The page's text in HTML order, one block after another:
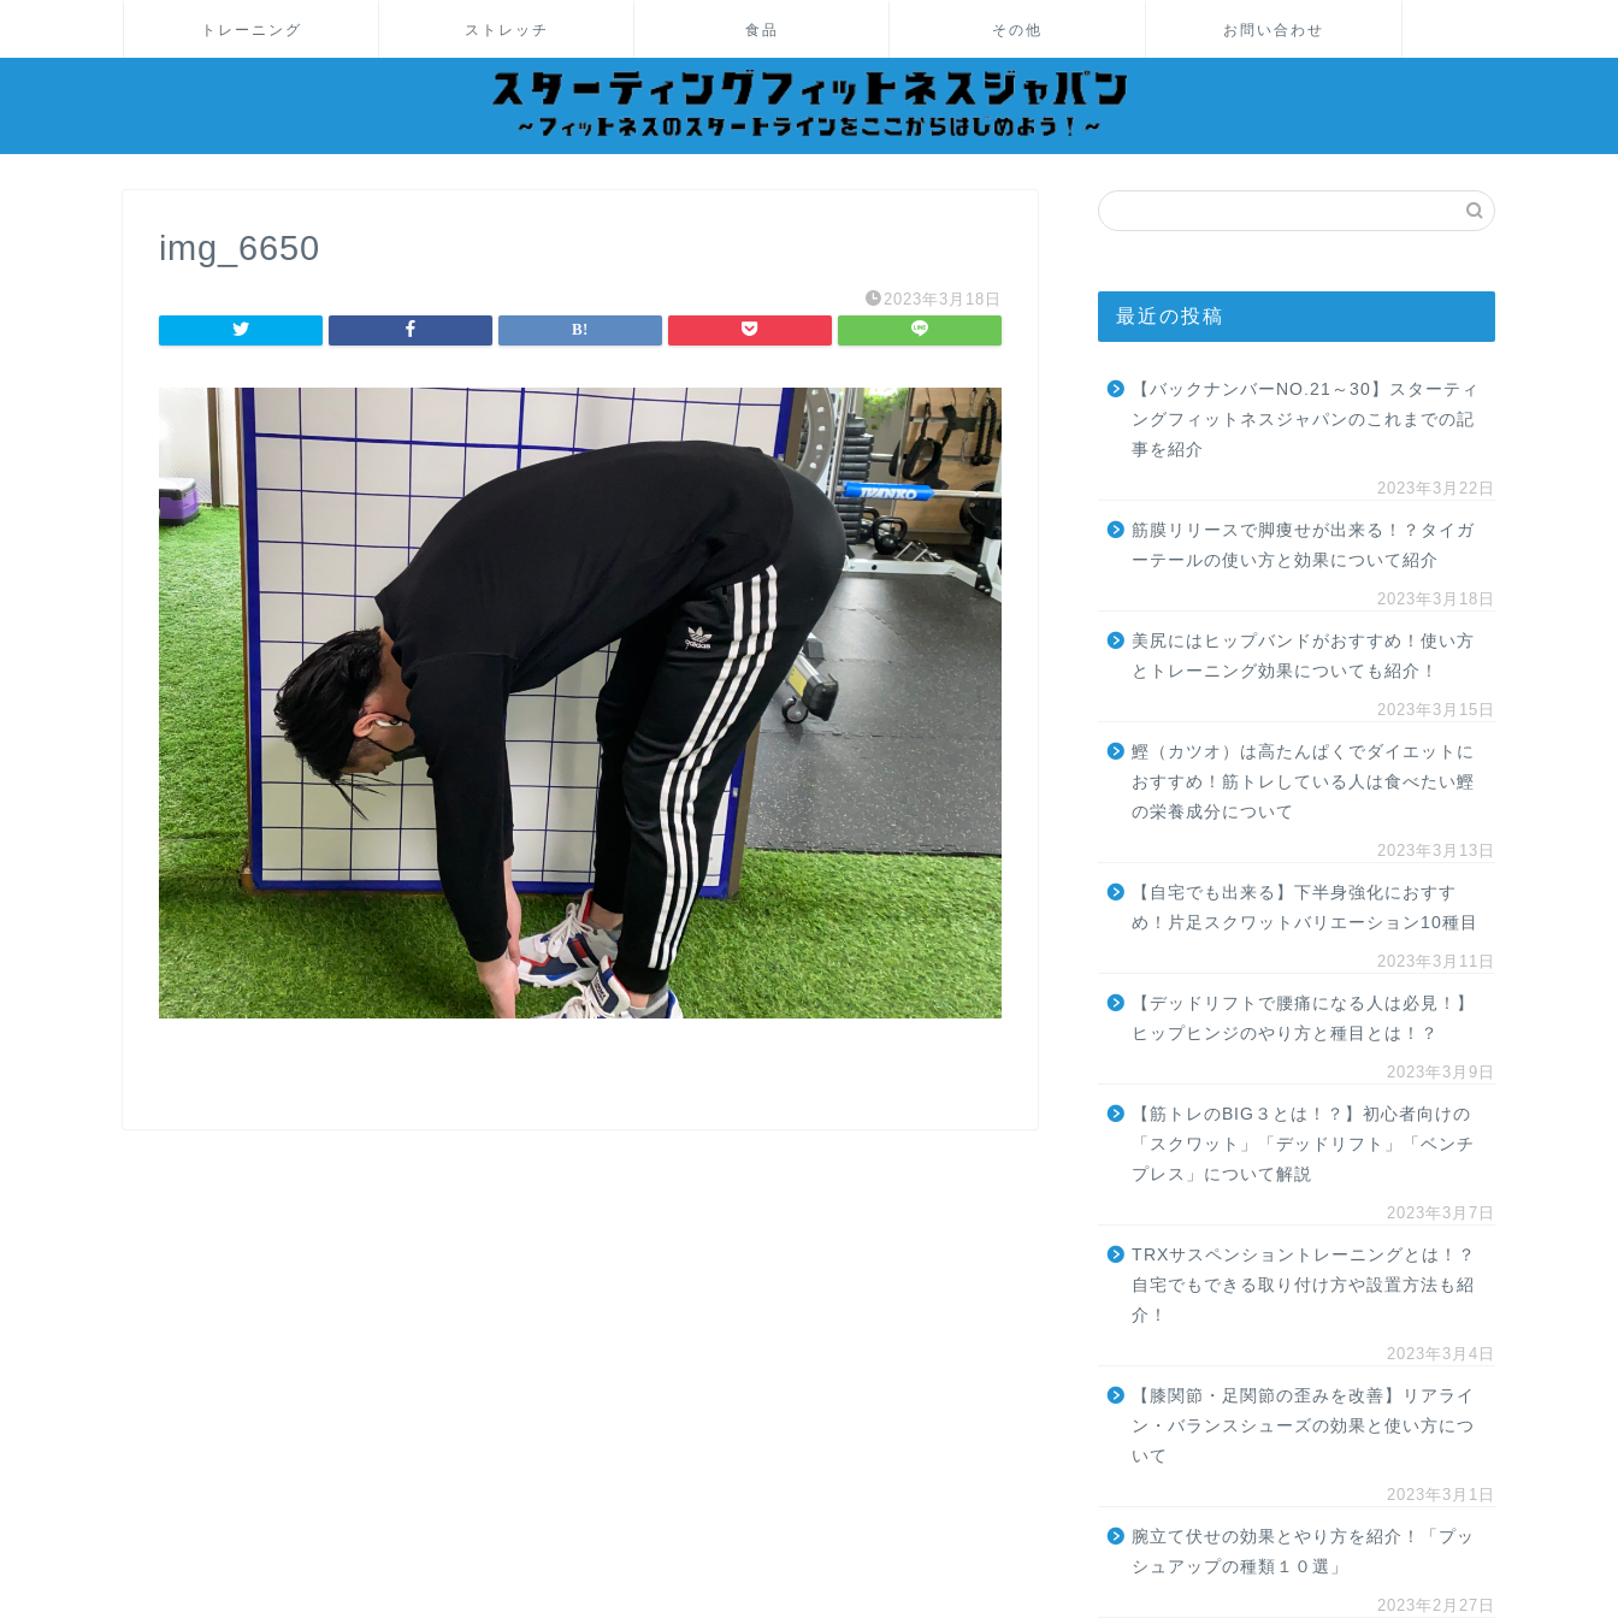
トレーニング ストレッチ 食品 その他 お問い合わせ
img_6650
2023年3月18日
最近の投稿
【バックナンバーNO.21～30】スターティ
ングフィットネスジャパンのこれまでの記
事を紹介
2023年3月22日
筋膜リリースで脚痩せが出来る！？タイガ
ーテールの使い方と効果について紹介
2023年3月18日
美尻にはヒップバンドがおすすめ！使い方
とトレーニング効果についても紹介！
2023年3月15日
鰹（カツオ）は高たんぱくでダイエットに
おすすめ！筋トレしている人は食べたい鰹
の栄養成分について
2023年3月13日
【自宅でも出来る】下半身強化におすす
め！片足スクワットバリエーション10種目
2023年3月11日
【デッドリフトで腰痛になる人は必見！】
ヒップヒンジのやり方と種目とは！？
2023年3月9日
【筋トレのBIG３とは！？】初心者向けの
「スクワット」「デッドリフト」「ベンチ
プレス」について解説
2023年3月7日
TRXサスペンショントレーニングとは！？
自宅でもできる取り付け方や設置方法も紹
介！
2023年3月4日
【膝関節・足関節の歪みを改善】リアライ
ン・バランスシューズの効果と使い方につ
いて
2023年3月1日
腕立て伏せの効果とやり方を紹介！「プッ
シュアップの種類１０選」
2023年2月27日